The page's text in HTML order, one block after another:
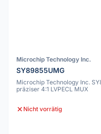
Microchip Technology Inc.
SY89855UMG
Microchip Technology Inc.
präziser 4:1 LVPECL MUX
Nicht vorrätig